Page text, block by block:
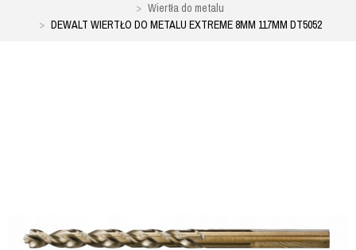
Wiertła do metalu
DEWALT WIERTŁO DO METALU EXTREME 8MM 117MM DT5052